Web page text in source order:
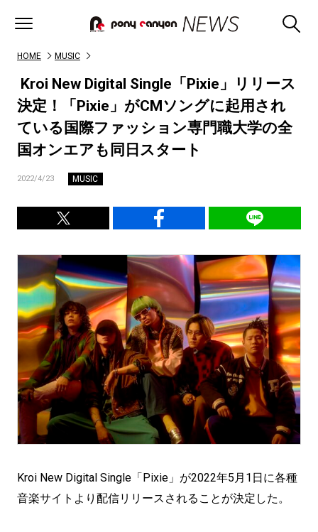
HOME MUSIC
Kroi New Digital Single「Pixie」リリース
決定！「Pixie」がCMソングに起用され
ている国際ファッション専門職大学の全
国オンエアも同日スタート
2022/4/23 MUSIC
Kroi New Digital Single「Pixie」が2022年5月1日に各種
音楽サイトより配信リリースされることが決定した。